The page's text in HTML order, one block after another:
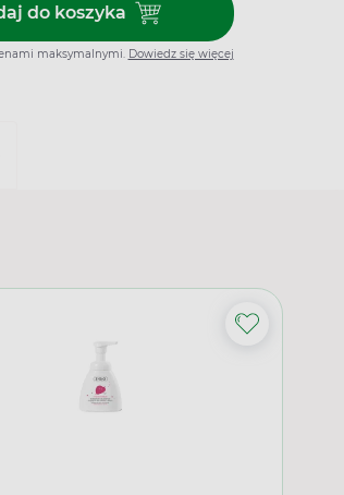
do koszyka
Dodaj do koszyka Bella
maksymalnymi. Dowiedz się więcej